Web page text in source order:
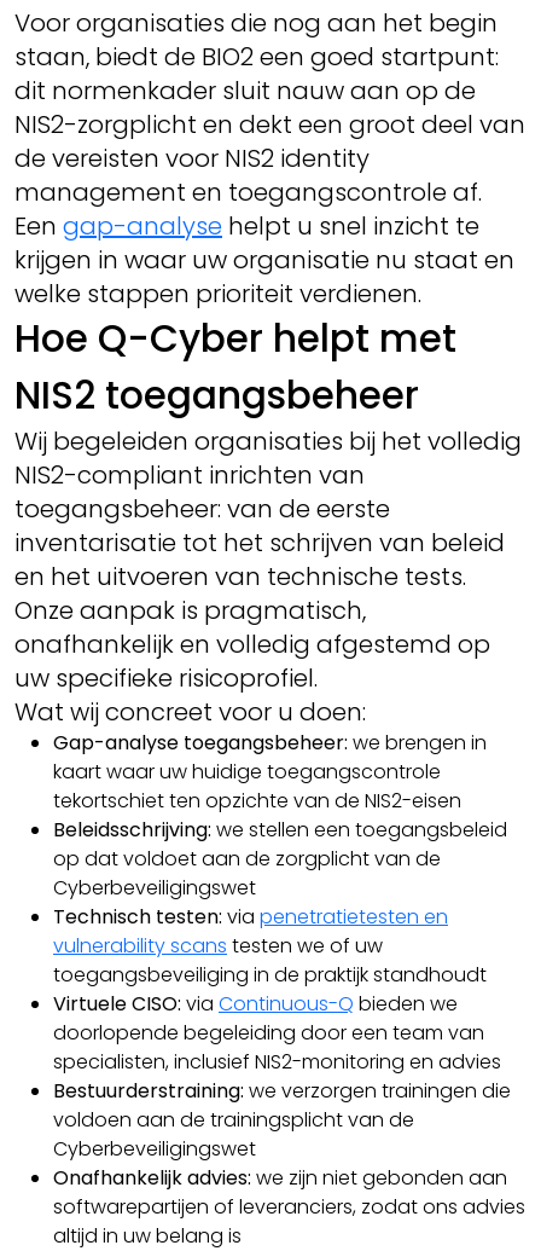
Voor organisaties die nog aan het begin
staan, biedt de BIO2 een goed startpunt:
dit normenkader sluit nauw aan op de
NIS2-zorgplicht en dekt een groot deel van
de vereisten voor NIS2 identity
management en toegangscontrole af.
Een gap-analyse helpt u snel inzicht te
krijgen in waar uw organisatie nu staat en
welke stappen prioriteit verdienen.
Hoe Q-Cyber helpt met
NIS2 toegangsbeheer
Wij begeleiden organisaties bij het volledig
NIS2-compliant inrichten van
toegangsbeheer: van de eerste
inventarisatie tot het schrijven van beleid
en het uitvoeren van technische tests.
Onze aanpak is pragmatisch,
onafhankelijk en volledig afgestemd op
uw specifieke risicoprofiel.
Wat wij concreet voor u doen:
Gap-analyse toegangsbeheer: we brengen in
kaart waar uw huidige toegangscontrole
tekortschiet ten opzichte van de NIS2-eisen
Beleidsschrijving: we stellen een toegangsbeleid
op dat voldoet aan de zorgplicht van de
Cyberbeveiligingswet
Technisch testen: via penetratietesten en
vulnerability scans testen we of uw
toegangsbeveiliging in de praktijk standhoudt
Virtuele CISO: via Continuous-Q bieden we
doorlopende begeleiding door een team van
specialisten, inclusief NIS2-monitoring en advies
Bestuurderstraining: we verzorgen trainingen die
voldoen aan de trainingsplicht van de
Cyberbeveiligingswet
Onafhankelijk advies: we zijn niet gebonden aan
softwarepartijen of leveranciers, zodat ons advies
altijd in uw belang is